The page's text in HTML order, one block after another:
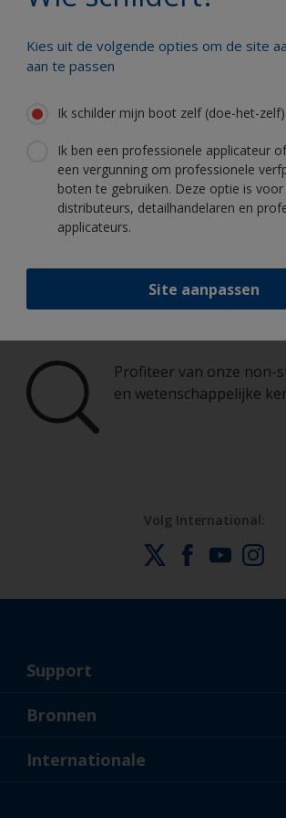
Kies uit de volgende opties om de site
aan te passen
Ik schilder mijn boot zelf (doe-het-zelf)
Ik ben een professionele applicateur
een vergunning om professionele
boten te gebruiken. Deze optie is
distributeurs, detailhandelaren en
applicateurs.
Site aanpassen
Schilder uw boot als
professional
Hier vindt u de beste
boot in uitstekende
Krijg al het technische
vertrouwen uw boot te
Profiteer van onze non-
en wetenschappelijke
Volg International:
Support
Over ons
Bronnen
Nieuws
Internationale